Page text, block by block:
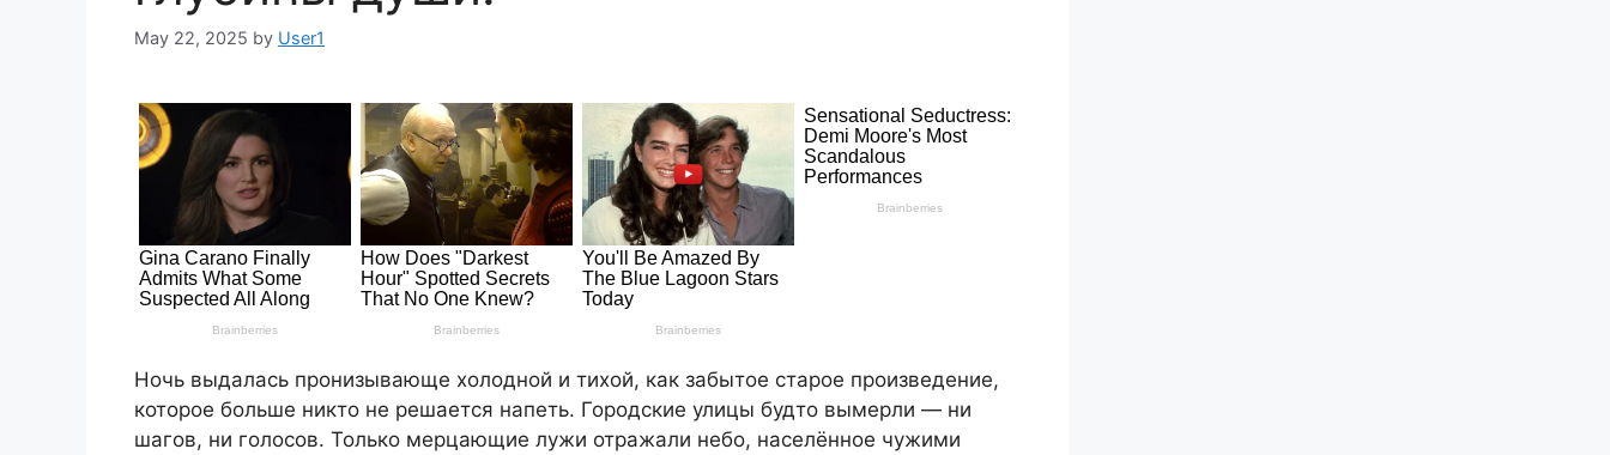
May 22, 2025 by User1
Ночь выдалась пронизывающе холодной и тихой, как забытое старое произведение,
которое больше никто не решается напеть. Городские улицы будто вымерли — ни
шагов, ни голосов. Только мерцающие лужи отражали небо, населённое чужими